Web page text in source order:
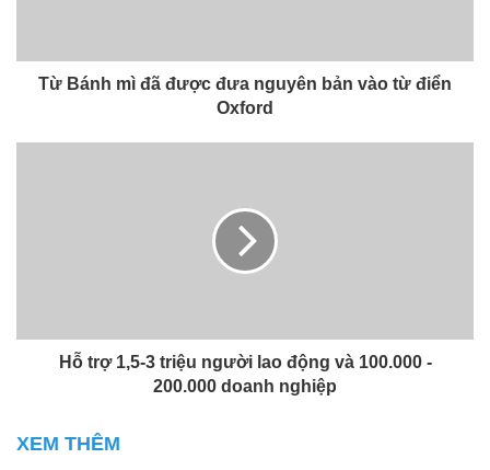
Từ Bánh mì đã được đưa nguyên bản vào từ điển
Oxford
Hỗ trợ 1,5-3 triệu người lao động và 100.000 -
200.000 doanh nghiệp
XEM THÊM